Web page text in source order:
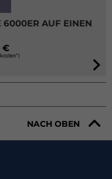
6000ER AUF EINEN
€
NACH OBEN